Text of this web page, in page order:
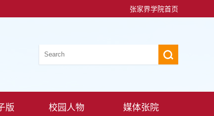
张家界学院首页
版 校园人物 媒体张院